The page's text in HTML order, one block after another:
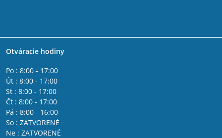
Otváracie hodiny
Po : 8:00 - 17:00
Út : 8:00 - 17:00
St : 8:00 - 17:00
Čt : 8:00 - 17:00
Pá : 8:00 - 16:00
So : ZATVORENÉ
Ne : ZATVORENÉ